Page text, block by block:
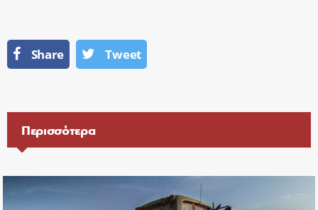
Share Tweet
Περισσότερα